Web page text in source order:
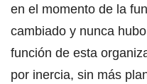
en el momento de la
cambiado y nunca
función de esta
por inercia, sin más